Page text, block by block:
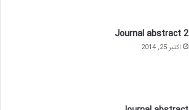
Journal abstract 2
اکتبر 25, 2014